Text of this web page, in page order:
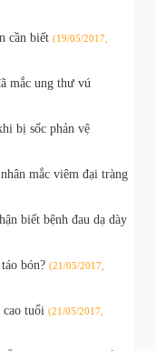
cần biết (19/05/2017,
mắc ung thư vú
bị sốc phản vệ
mắc viêm đại tràng
biết bệnh đau dạ dày
bón? (21/05/2017,
cao tuổi (21/05/2017,